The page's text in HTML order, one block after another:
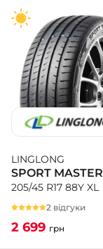
LINGLONG
SPORT MASTER
205/45 R17 88Y XL
2 відгуки
2 699 грн